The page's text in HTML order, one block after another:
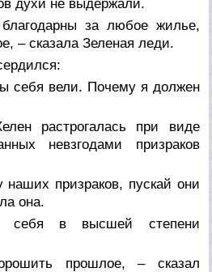
духи не выдержали.
за любое жилье,
– сказала Зеленая леди.
себя вели. Почему я должен
растрогалась при виде
невзгодами призраков
призраков, пускай они
она.
себя в высшей степени
прошлое, – сказал